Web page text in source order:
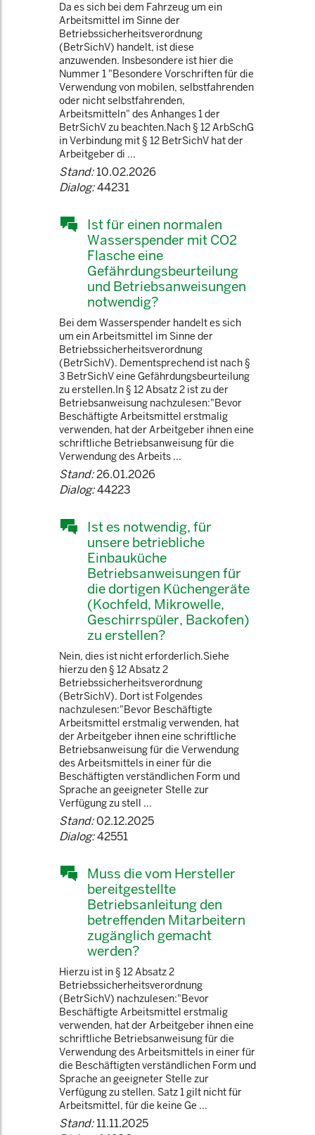
Da es sich bei dem Fahrzeug um ein
Arbeitsmittel im Sinne der
Betriebssicherheitsverordnung
(BetrSichV) handelt, ist diese
anzuwenden. Insbesondere ist hier die
Nummer 1 "Besondere Vorschriften für die
Verwendung von mobilen, selbstfahrenden
oder nicht selbstfahrenden,
Arbeitsmitteln" des Anhanges 1 der
BetrSichV zu beachten.Nach § 12 ArbSchG
in Verbindung mit § 12 BetrSichV hat der
Arbeitgeber di ...
Stand:10.02.2026
Dialog:44231
Ist für einen normalen
Wasserspender mit CO2
Flasche eine
Gefährdungsbeurteilung
und Betriebsanweisungen
notwendig?
Bei dem Wasserspender handelt es sich
um ein Arbeitsmittel im Sinne der
Betriebssicherheitsverordnung
(BetrSichV). Dementsprechend ist nach §
3 BetrSichV eine Gefährdungsbeurteilung
zu erstellen.In § 12 Absatz 2 ist zu der
Betriebsanweisung nachzulesen:"Bevor
Beschäftigte Arbeitsmittel erstmalig
verwenden, hat der Arbeitgeber ihnen eine
schriftliche Betriebsanweisung für die
Verwendung des Arbeits ...
Stand:26.01.2026
Dialog:44223
Ist es notwendig, für
unsere betriebliche
Einbauküche
Betriebsanweisungen für
die dortigen Küchengeräte
(Kochfeld, Mikrowelle,
Geschirrspüler, Backofen)
zu erstellen?
Nein, dies ist nicht erforderlich.Siehe
hierzu den § 12 Absatz 2
Betriebssicherheitsverordnung
(BetrSichV). Dort ist Folgendes
nachzulesen:"Bevor Beschäftigte
Arbeitsmittel erstmalig verwenden, hat
der Arbeitgeber ihnen eine schriftliche
Betriebsanweisung für die Verwendung
des Arbeitsmittels in einer für die
Beschäftigten verständlichen Form und
Sprache an geeigneter Stelle zur
Verfügung zu stell ...
Stand:02.12.2025
Dialog:42551
Muss die vom Hersteller
bereitgestellte
Betriebsanleitung den
betreffenden Mitarbeitern
zugänglich gemacht
werden?
Hierzu ist in § 12 Absatz 2
Betriebssicherheitsverordnung
(BetrSichV) nachzulesen:"Bevor
Beschäftigte Arbeitsmittel erstmalig
verwenden, hat der Arbeitgeber ihnen eine
schriftliche Betriebsanweisung für die
Verwendung des Arbeitsmittels in einer für
die Beschäftigten verständlichen Form und
Sprache an geeigneter Stelle zur
Verfügung zu stellen. Satz 1 gilt nicht für
Arbeitsmittel, für die keine Ge ...
Stand:11.11.2025